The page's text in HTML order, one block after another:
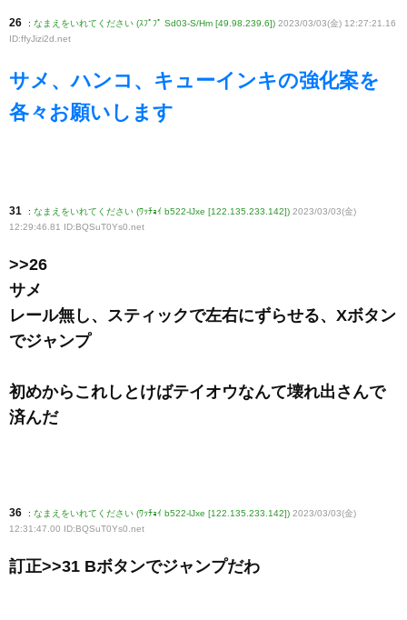
26 : なまえをいれてください (ｽﾌﾟﾌﾟ Sd03-S/Hm [49.98.239.6]) 2023/03/03(金) 12:27:21.16
ID:ffyJizi2d .net
サメ、ハンコ、キューインキの強化案を
各々お願いします
31 : なまえをいれてください (ﾜｯﾁｮｲ b522-lJxe [122.135.233.142]) 2023/03/03(金)
12:29:46.81 ID:BQSuT0Ys0 .net
>>26
サメ
レール無し、スティックで左右にずらせる、Xボタン
でジャンプ
初めからこれしとけばテイオウなんて壊れ出さんで
済んだ
36 : なまえをいれてください (ﾜｯﾁｮｲ b522-lJxe [122.135.233.142]) 2023/03/03(金)
12:31:47.00 ID:BQSuT0Ys0 .net
訂正>>31 Bボタンでジャンプだわ